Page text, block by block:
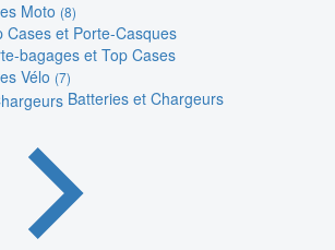
Moto (8)
Cases et Porte-Casques
bagages et Top Cases
Vélo (7)
Batteries et Chargeurs